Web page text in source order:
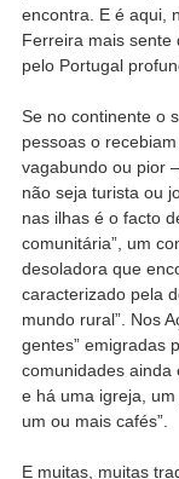
encontra. E é aqui,
Ferreira mais sente
pelo Portugal
Se no continente o
pessoas o
vagabundo ou pior
não seja turista ou
nas ilhas é o facto
comunitária”, um
desoladora que
caracterizado pela
mundo rural”. Nos
gentes” emigradas
comunidades ainda
e há uma igreja,
um ou mais cafés”.
E muitas, muitas